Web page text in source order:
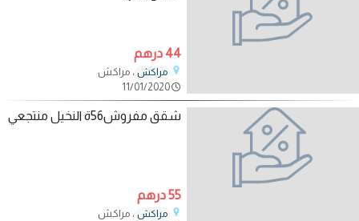
44 درهم
مراكش ، مراكش
11/01/2020
شقق مفروش56ة النخيل منتجعي
55 درهم
مراكش ، مراكش